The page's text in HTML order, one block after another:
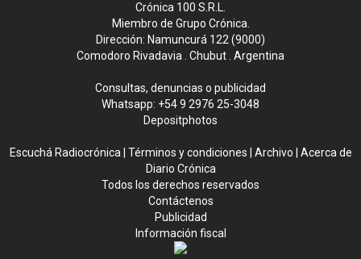
Crónica 100 S.R.L.
Miembro de Grupo Crónica.
Dirección: Namuncurá 122 (9000)
Comodoro Rivadavia . Chubut . Argentina
Consultas, denuncias o publicidad
Whatsapp: +54 9 2976 25-3048
Depositphotos
Escuchá Radiocrónica Términos y condiciones Archivo
Acerca de
Diario Crónica
Todos los derechos reservados
Contáctenos
Publicidad
Información fiscal